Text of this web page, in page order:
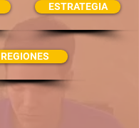
ESTRATEGIA
REGIONES